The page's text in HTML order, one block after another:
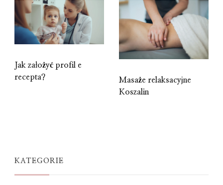
Jak założyć profil e
recepta?
Masaże relaksacyjne
Koszalin
KATEGORIE